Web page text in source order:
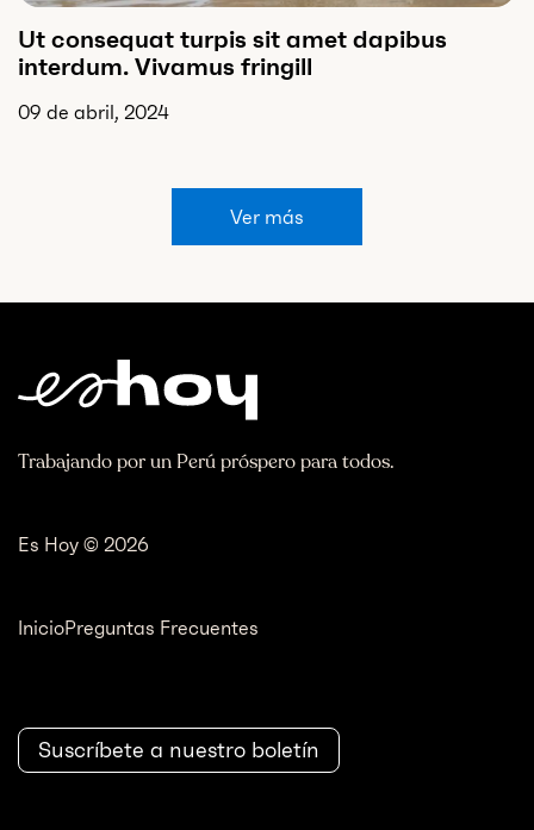
Ut consequat turpis sit amet dapibus
interdum. Vivamus fringill
09 de abril, 2024
Ver más
Trabajando por un Perú próspero para todos.
Es Hoy © 2026
InicioPreguntas Frecuentes
Suscríbete a nuestro boletín